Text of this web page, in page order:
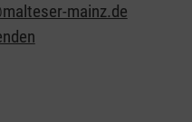
mainz.de